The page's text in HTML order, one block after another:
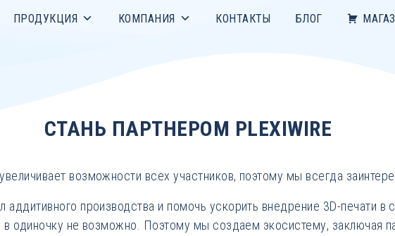
ПРОДУКЦИЯ КОМПАНИЯ КОНТАКТЫ БЛОГ
СТАНЬ ПАРТНЕРОМ PLEXIWIRE
возможности всех участников, поэтому мы всегда
аддитивного производства и помочь ускорить внедрение 3D-печати
в одиночку не возможно. Поэтому мы создаем экосистему, заключая